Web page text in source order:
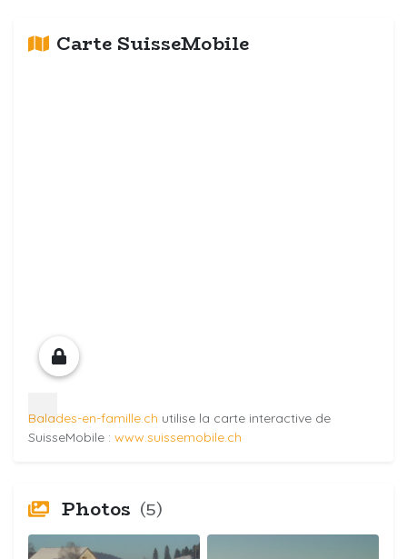
Carte SuisseMobile
Balades-en-famille.ch utilise la carte interactive de
SuisseMobile : www.suissemobile.ch
Photos (5)